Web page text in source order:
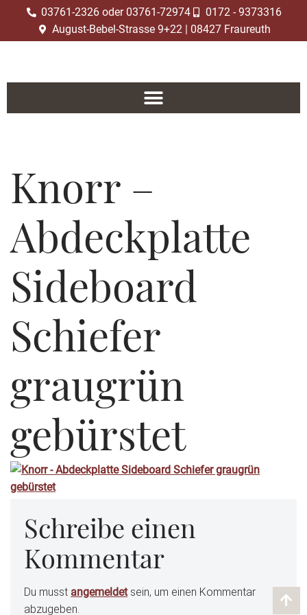
03761-2326 oder 03761-72974
0172 - 9373316
August-Bebel-Strasse 9+22 | 08427 Fraureuth
Knorr –
Abdeckplatte
Sideboard
Schiefer
graugrün
gebürstet
Schreibe einen
Kommentar
Du musst angemeldetsein, um einen Kommentar
abzugeben.